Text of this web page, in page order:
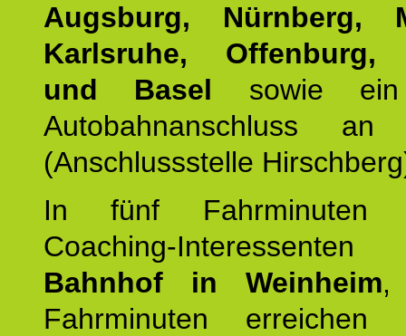
Augsburg, Nürnberg,
Karlsruhe, Offenburg,
und Basel sowie ein
Autobahnanschluss
(Anschlussstelle
In fünf Fahrminuten
Coaching-
Bahnhof in Weinheim,
Fahrminuten